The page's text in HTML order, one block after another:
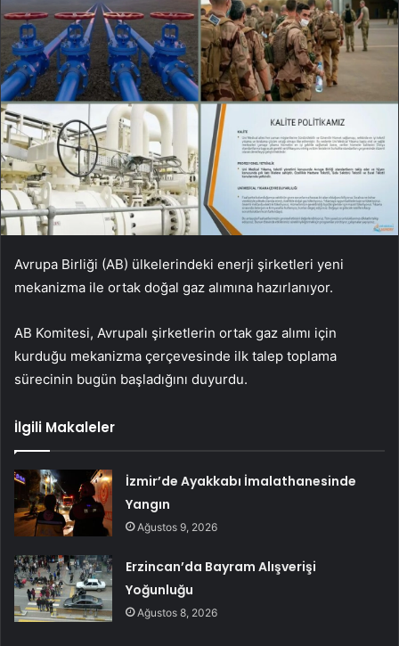
Avrupa Birliği (AB) ülkelerindeki enerji şirketleri yeni
mekanizma ile ortak doğal gaz alımına hazırlanıyor.
AB Komitesi, Avrupalı ​​şirketlerin ortak gaz alımı için
kurduğu mekanizma çerçevesinde ilk talep toplama
sürecinin bugün başladığını duyurdu.
İlgili Makaleler
İzmir’de Ayakkabı İmalathanesinde
Yangın
Ağustos 9, 2026
Erzincan’da Bayram Alışverişi
Yoğunluğu
Ağustos 8, 2026